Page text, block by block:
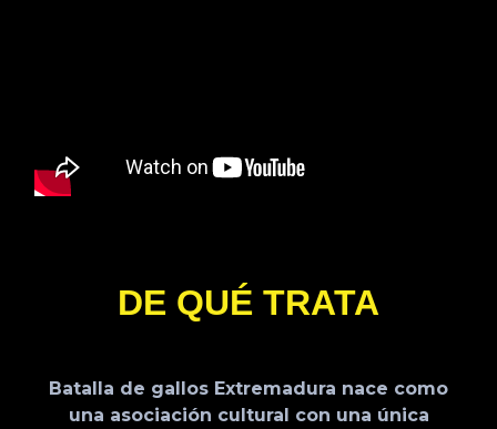
DE QUÉ TRATA
Batalla de gallos Extremadura nace como
una asociación cultural con una única